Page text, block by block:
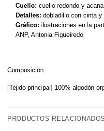
Cuello: cuello redondo y
Detalles: dobladillo con cinta y
Gráfico: ilustraciones en la
ANP, Antonia Figueiredo
Composición
[Tejido principal] 100% algodón
PRODUCTOS RELACIONADOS